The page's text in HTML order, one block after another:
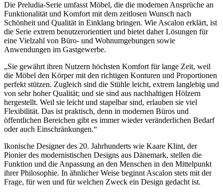
Die Preludia-Serie umfasst Möbel, die die modernen Ansprüche an
Funktionalität und Komfort mit dem zeitlosen Wunsch nach
Schönheit und Qualität in Einklang bringen. Wie Ascalon erklärt, ist
die Serie extrem benutzerorientiert und bietet daher Lösungen für
eine Vielzahl von Büro- und Wohnumgebungen sowie
Anwendungen im Gastgewerbe.
„Sie gewährt ihren Nutzern höchsten Komfort für lange Zeit, weil
die Möbel den Körper mit den richtigen Konturen und Proportionen
perfekt stützen. Zugleich sind die Stühle leicht, extrem langlebig und
von sehr hoher Qualität; und sie sind aus nachhaltigen Hölzern
hergestellt. Weil sie leicht und stapelbar sind, erlauben sie viel
Flexibilität. Das ist praktisch, denn in modernen Büros und
öffentlichen Bereichen gibt es immer wieder veränderlichen Bedarf
oder auch Einschränkungen.“
Ikonische Designer des 20. Jahrhunderts wie Kaare Klint, der
Pionier des modernistischen Designs aus Dänemark, stellen die
Funktion und die Anpassung an den Menschen in den Mittelpunkt
ihrer Philosophie. In ähnlicher Weise beginnt Ascalon stets mit der
Frage, für wen und für welchen Zweck ein Design gedacht ist.